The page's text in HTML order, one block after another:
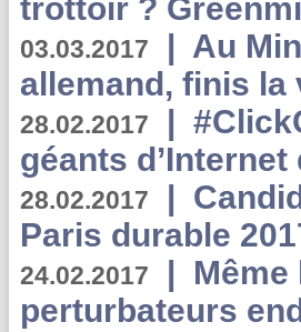
trottoir ?
03.03.2017 | Au
allemand, finis la
28.02.2017 |
géants
28.02.2017 |
Paris durable
24.02.2017 |
perturbateurs